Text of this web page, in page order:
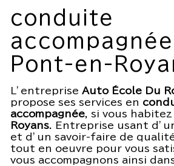
conduite
Pont-en-
L’entreprise Auto École Du
propose ses services en
accompagnée, si vous habitez
Royans. Entreprise usant
et d’un savoir-faire de
tout en oeuvre pour vous
vous accompagnons ainsi